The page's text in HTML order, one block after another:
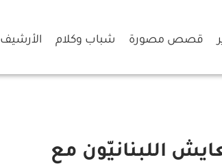
قصص مصورة شباب وكلام الأرشيف
اللبنانيّون مع